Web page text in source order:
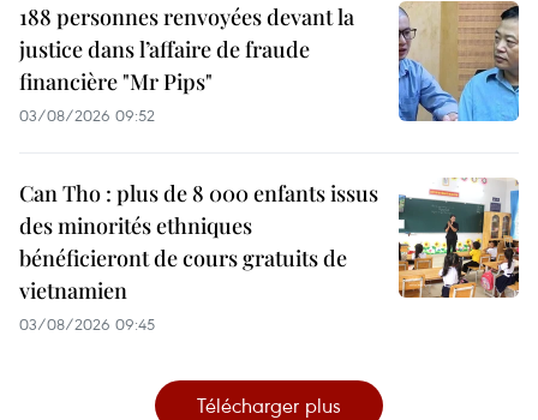
188 personnes renvoyées devant la
justice dans l’affaire de fraude
financière "Mr Pips"
03/08/2026 09:52
Can Tho : plus de 8 000 enfants issus
des minorités ethniques
bénéficieront de cours gratuits de
vietnamien
03/08/2026 09:45
Télécharger plus